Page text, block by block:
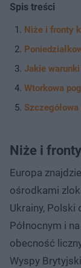
Spis treści
Niże i fronty
Jakie
Wtorkowa
Niże i
Europa
ośrodkami
Ukrainy, Polski
Północnym i
obecność
Wyspy